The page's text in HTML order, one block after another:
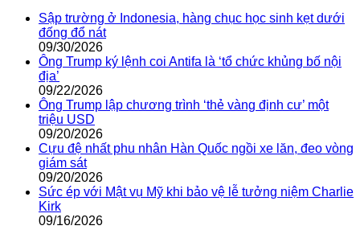
Sập trường ở Indonesia, hàng chục học sinh kẹt dưới
đống đổ nát
09/30/2026
Ông Trump ký lệnh coi Antifa là ‘tổ chức khủng bố nội
địa’
09/22/2026
Ông Trump lập chương trình ‘thẻ vàng định cư’ một
triệu USD
09/20/2026
Cựu đệ nhất phu nhân Hàn Quốc ngồi xe lăn, đeo vòng
giám sát
09/20/2026
Sức ép với Mật vụ Mỹ khi bảo vệ lễ tưởng niệm Charlie
Kirk
09/16/2026